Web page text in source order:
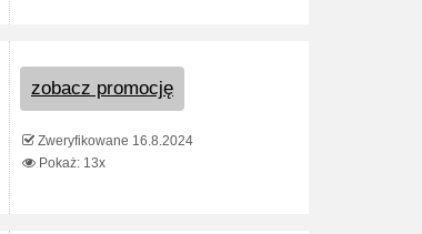
zobacz promocję
Zweryfikowane 16.8.2024
Pokaż: 13x